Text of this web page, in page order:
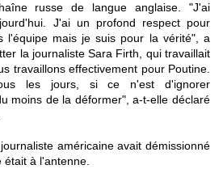
russe de langue anglaise. "J'ai
J'ai un profond respect pour
l'équipe mais je suis pour la vérité", a
la journaliste Sara Firth, qui travaillait
travaillons effectivement pour Poutine.
les jours, si ce n'est d'ignorer
moins de la déformer", a-t-elle déclaré
américaine avait démissionné
à l'antenne.